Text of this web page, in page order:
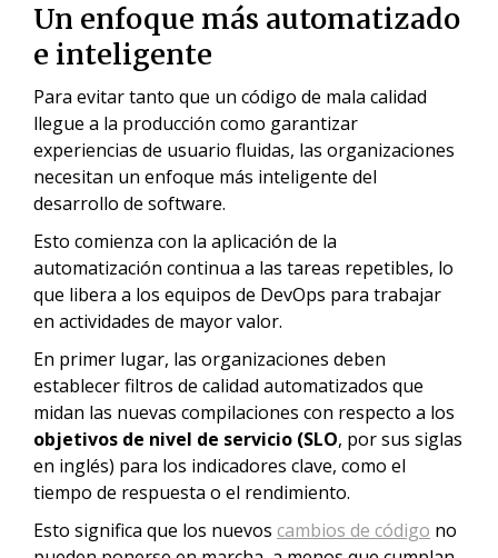
Un enfoque más automatizado
e inteligente
Para evitar tanto que un código de mala calidad
llegue a la producción como garantizar
experiencias de usuario fluidas, las organizaciones
necesitan un enfoque más inteligente del
desarrollo de software.
Esto comienza con la aplicación de la
automatización continua a las tareas repetibles, lo
que libera a los equipos de DevOps para trabajar
en actividades de mayor valor.
En primer lugar, las organizaciones deben
establecer filtros de calidad automatizados que
midan las nuevas compilaciones con respecto a los
objetivos de nivel de servicio (SLO, por sus siglas
en inglés) para los indicadores clave, como el
tiempo de respuesta o el rendimiento.
Esto significa que los nuevos cambios de código no